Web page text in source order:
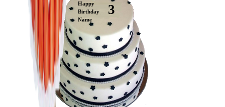
Happy
Birthday
Name
3